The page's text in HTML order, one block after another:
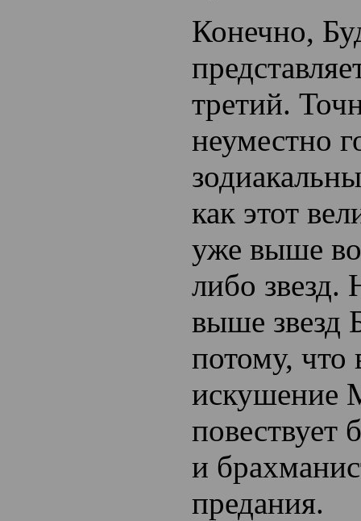
Конечно,
третий.
неуместно
как этот
уже выше
либо звезд.
выше звезд
потому, что
искушение
повествует
и
предания.